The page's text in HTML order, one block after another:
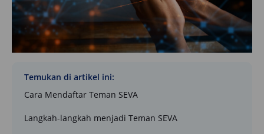
Temukan di artikel ini:
Cara Mendaftar Teman SEVA​
Langkah-langkah ​menjadi Teman SEVA